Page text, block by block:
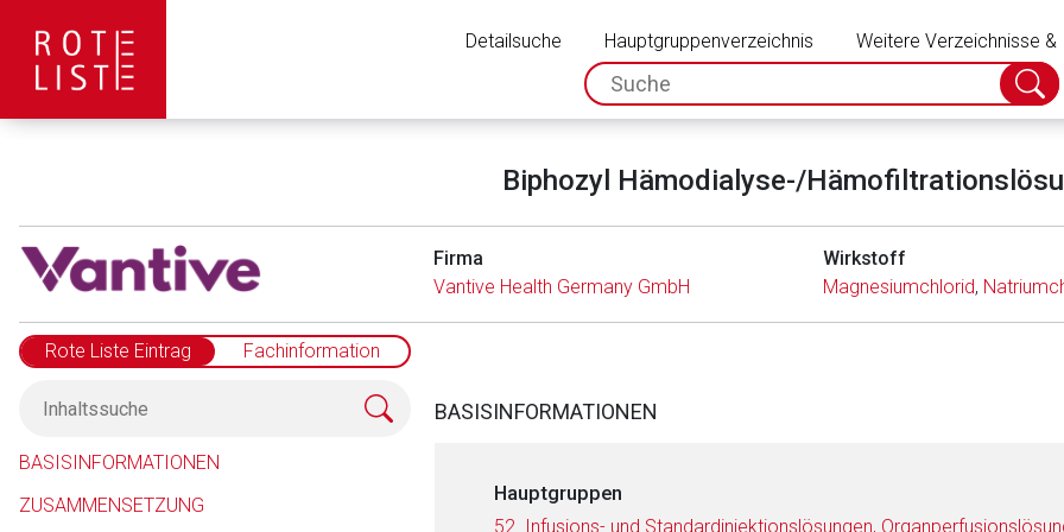
Detailsuche Hauptgruppenverzeichnis
Weitere Verzeichnisse
spc.search.input.placeholder
Suche
Biphozyl Hämodialyse-/
Firma
Vantive Health Germany GmbH
Wirkstoff
Magnesiumchlorid,
Rote Liste Eintrag Fachinformation
BASISINFORMATIONEN
ZUSAMMENSETZUNG
BASISINFORMATIONEN
Hauptgruppen
52. Infusions- und Standardinjektionslösungen,